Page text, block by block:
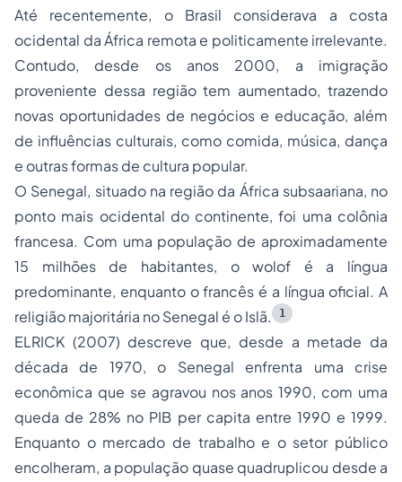
Até recentemente, o Brasil considerava a costa
ocidental da África remota e politicamente irrelevante.
Contudo, desde os anos 2000, a imigração
proveniente dessa região tem aumentado, trazendo
novas oportunidades de negócios e educação, além
de influências culturais, como comida, música, dança
e outras formas de cultura popular.
O Senegal, situado na região da África subsaariana, no
ponto mais ocidental do continente, foi uma colônia
francesa. Com uma população de aproximadamente
15 milhões de habitantes, o wolof é a língua
predominante, enquanto o francês é a língua oficial. A
religião majoritária no Senegal é o Islã.
1
ELRICK (2007) descreve que, desde a metade da
década de 1970, o Senegal enfrenta uma crise
econômica que se agravou nos anos 1990, com uma
queda de 28% no PIB per capita entre 1990 e 1999.
Enquanto o mercado de trabalho e o setor público
encolheram, a população quase quadruplicou desde a